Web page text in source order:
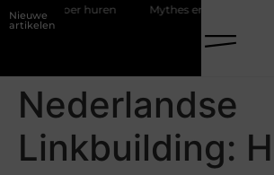
Nieuwe
artikelen
huren Mythes en feiten over
Nederlandse
Linkbuilding: